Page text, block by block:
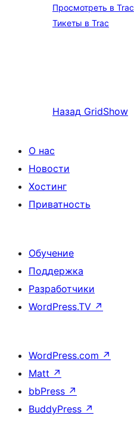
Просмотреть в Trac
Тикеты в Trac
Назад GridShow
О нас
Новости
Хостинг
Приватность
Обучение
Поддержка
Разработчики
WordPress.TV ↗
WordPress.com ↗
Matt ↗
bbPress ↗
BuddyPress ↗